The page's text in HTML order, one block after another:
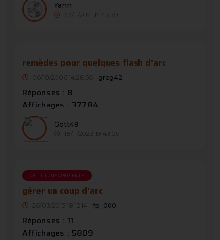
Yann
23/11/2021 12:43:39
remèdes pour quelques flash d'arc
06/10/2006 14:28:56 - greg42
Réponses : 8
Affichages : 37784
Gott49
18/11/2023 19:43:56
RETOUR D'EXPÉRIENCE
gérer un coup d'arc
26/03/2015 18:12:14 - fp_000
Réponses : 11
Affichages : 5809